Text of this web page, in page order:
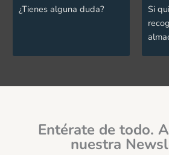
¿Tienes alguna duda?
Si
Entérate de todo.
nuestra